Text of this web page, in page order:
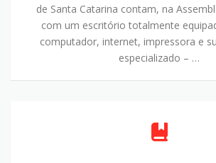
de Santa Catarina contam, na
com um escritório totalmente
computador, internet, impressora e
especializado – …